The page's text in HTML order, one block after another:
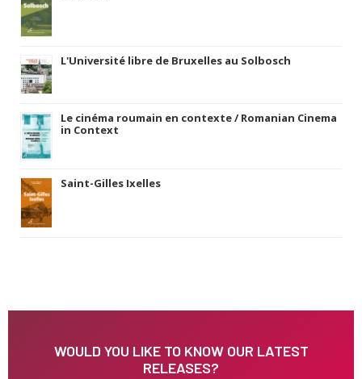
L'Université libre de Bruxelles au Solbosch
Le cinéma roumain en contexte / Romanian Cinema
in Context
Saint-Gilles Ixelles
WOULD YOU LIKE TO KNOW OUR LATEST
RELEASES?